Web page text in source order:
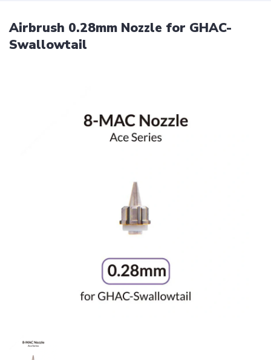
Airbrush 0.28mm Nozzle for GHAC-
Swallowtail